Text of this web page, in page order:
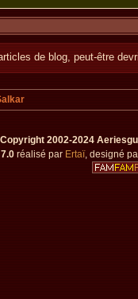
de blog, peut-être
2002-2024
réalisé par Ertaï, designé